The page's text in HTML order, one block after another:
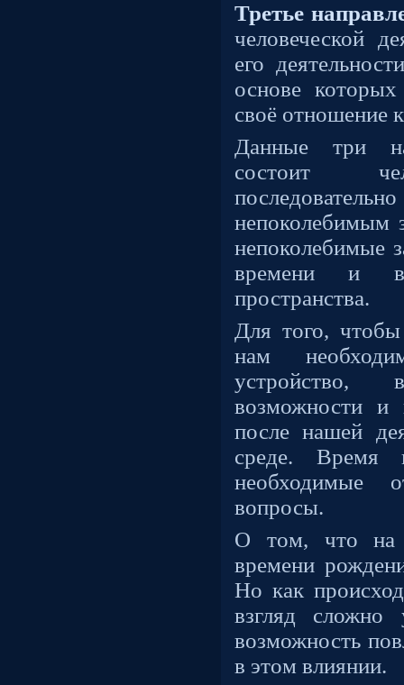
Третье
человеческой
его
основе
своё отношение
Данные три
состоит
непоколебимым
непоколебимые
времени и в
пространства.
Для того, чтобы
нам
устройство,
возможности и
после нашей
среде. Время
необходимые
вопросы.
О том, что на
времени
Но как
взгляд сложно
возможность
в этом влиянии.